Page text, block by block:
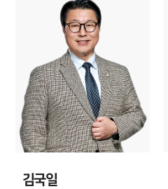
김국일